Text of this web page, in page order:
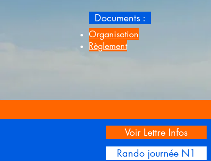
Documents :
Organisation
Règlement
Voir Lettre Infos
Rando journée N1